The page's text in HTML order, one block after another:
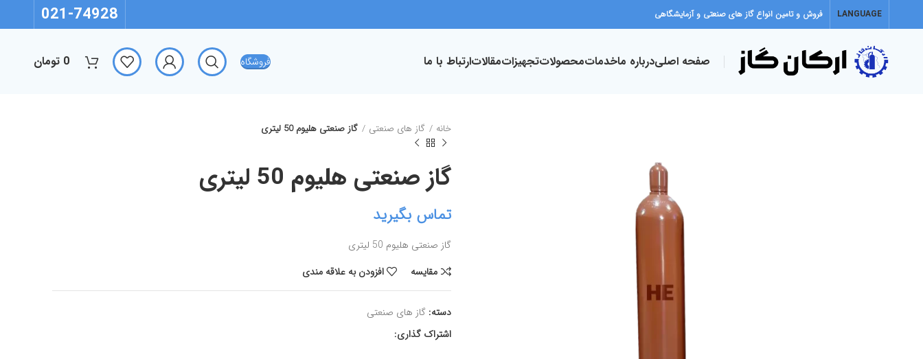
LANGUAGE فروش و تامین انواع گاز های صنعتی و آزمایشگاهی 021-74928
صفحه اصلیدرباره ماخدماتمحصولاتتجهیزاتمقالاتارتباط با ما فروشگاه 0 تومان
خانه گاز های صنعتی گاز صنعتی هلیوم 50 لیتری
گاز صنعتی هلیوم 50 لیتری
تماس بگیرید
گاز صنعتی هلیوم 50 لیتری
مقايسه
افزودن به علاقه مندی
دسته: گاز های صنعتی
اشتراک گذاری: